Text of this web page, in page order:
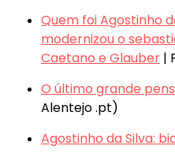
Quem foi Agostinho
modernizou o
Caetano e Glauber |
O último grande
Alentejo .pt)
Agostinho da Silva: